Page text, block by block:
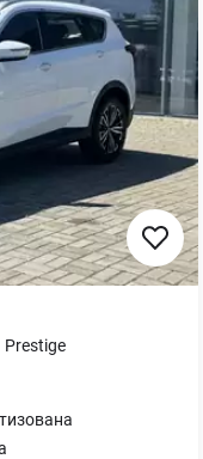
Prestige